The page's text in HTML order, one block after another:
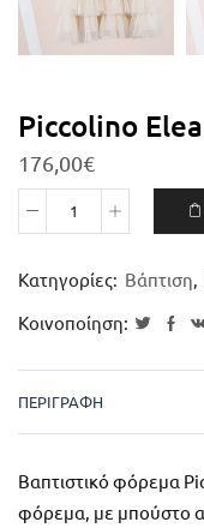
Piccolino
176,00€
Κατηγορίες: Βάπτιση,
Κοινοποίηση:
ΠΕΡΙΓΡΑΦΉ
Βαπτιστικό φόρεμα
φόρεμα, με μπούστο